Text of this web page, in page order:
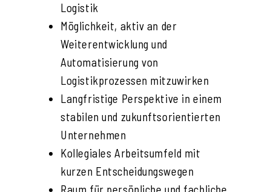
Logistik
Möglichkeit, aktiv an der
Weiterentwicklung und
Automatisierung von
Logistikprozessen mitzuwirken
Langfristige Perspektive in einem
stabilen und zukunftsorientierten
Unternehmen
Kollegiales Arbeitsumfeld mit
kurzen Entscheidungswegen